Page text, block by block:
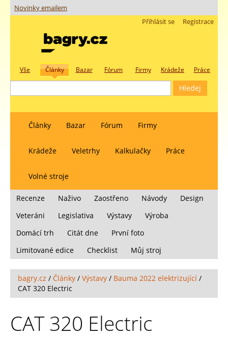
Novinky emailem
Registrace
Přihlásit se
Vše Články Bazar Fórum Firmy Krádeže Práce
Články Bazar Fórum Firmy
Krádeže Veletrhy Kalkulačky Práce
Volné stroje
Recenze Naživo Zaostřeno Návody
Design
Veteráni
Legislativa Výstavy
Výroba
Domácí trh
Citát dne
První foto
Limitované edice
Checklist Můj stroj
bagry.cz / Články / Výstavy / Bauma 2022 elektrizující /
CAT 320 Electric
CAT 320 Electric